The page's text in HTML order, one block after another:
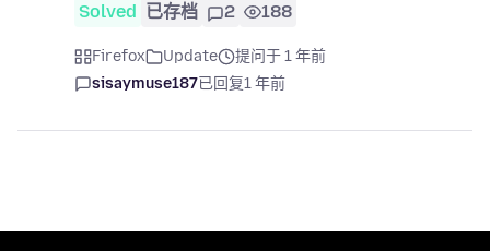
Solved 已存档 2 188
Firefox Update
提问于 1 年前
sisaymuse187已回复1 年前